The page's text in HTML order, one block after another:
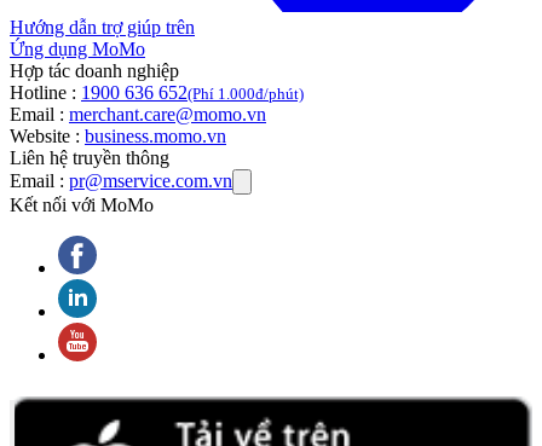
Hướng dẫn trợ giúp trên
Ứng dụng MoMo
Hợp tác doanh nghiệp
Hotline : 1900 636 652(Phí 1.000đ/phút)
Email : merchant.care@momo.vn
Website : business.momo.vn
Liên hệ truyền thông
Email : pr@mservice.com.vn
Kết nối với MoMo